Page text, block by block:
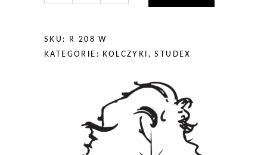
Kolczyki
Peridot
SKU: R 208 W
KATEGORIE: KOLCZYKI ,STUDEX